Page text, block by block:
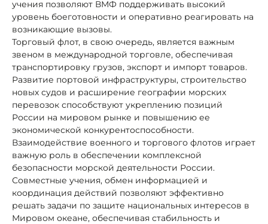
учения позволяют ВМФ поддерживать высокий
уровень боеготовности и оперативно реагировать на
возникающие вызовы.
Торговый флот, в свою очередь, является важным
звеном в международной торговле, обеспечивая
транспортировку грузов, экспорт и импорт товаров.
Развитие портовой инфраструктуры, строительство
новых судов и расширение географии морских
перевозок способствуют укреплению позиций
России на мировом рынке и повышению ее
экономической конкурентоспособности.
Взаимодействие военного и торгового флотов играет
важную роль в обеспечении комплексной
безопасности морской деятельности России.
Совместные учения, обмен информацией и
координация действий позволяют эффективно
решать задачи по защите национальных интересов в
Мировом океане, обеспечивая стабильность и